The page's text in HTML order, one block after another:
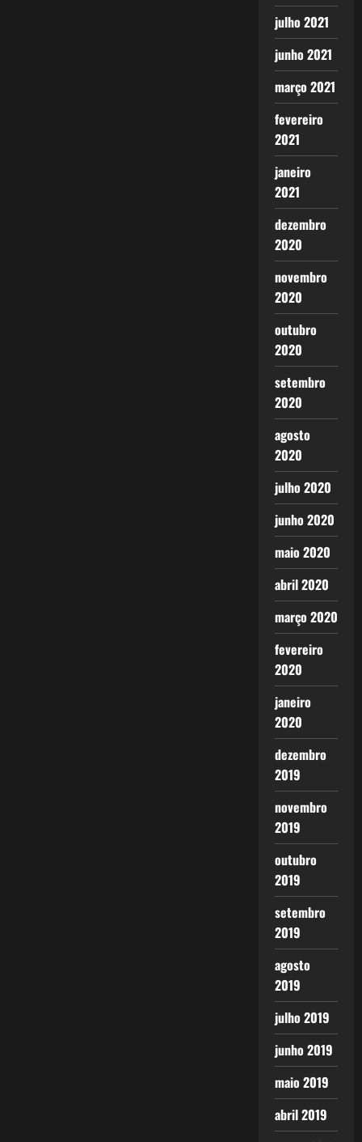
julho 2021
junho 2021
março 2021
fevereiro
2021
janeiro
2021
dezembro
2020
novembro
2020
outubro
2020
setembro
2020
agosto
2020
julho 2020
junho 2020
maio 2020
abril 2020
março 2020
fevereiro
2020
janeiro
2020
dezembro
2019
novembro
2019
outubro
2019
setembro
2019
agosto
2019
julho 2019
junho 2019
maio 2019
abril 2019